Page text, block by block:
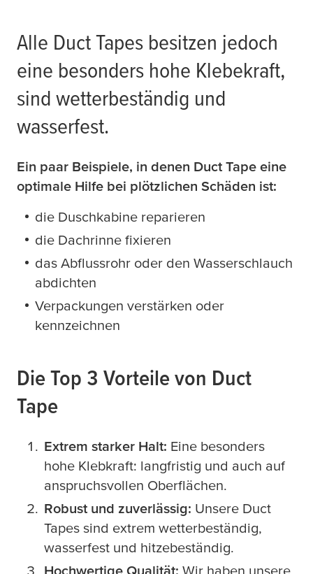
Alle Duct Tapes besitzen jedoch
eine besonders hohe Klebekraft,
sind wetterbeständig und
wasserfest.
Ein paar Beispiele, in denen Duct Tape eine
optimale Hilfe bei plötzlichen Schäden ist:
die Duschkabine reparieren
die Dachrinne fixieren
das Abflussrohr oder den Wasserschlauch
abdichten
Verpackungen verstärken oder
kennzeichnen
Die Top 3 Vorteile von Duct
Tape
Extrem starker Halt: Eine besonders
hohe Klebkraft: langfristig und auch auf
anspruchsvollen Oberflächen.
Robust und zuverlässig: Unsere Duct
Tapes sind extrem wetterbeständig,
wasserfest und hitzebeständig.
Hochwertige Qualität: Wir haben unsere